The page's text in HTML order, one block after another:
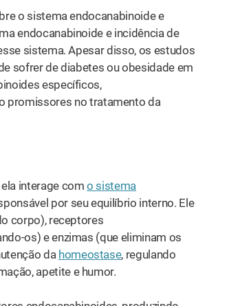
o sistema endocanabinoide e
endocanabinoide e incidência de
sistema. Apesar disso, os estudos
sofrer de diabetes ou obesidade em
específicos,
promissores no tratamento da
interage com o sistema
por seu equilíbrio interno. Ele
corpo), receptores
os) e enzimas (que eliminam os
da homeostase, regulando
apetite e humor.